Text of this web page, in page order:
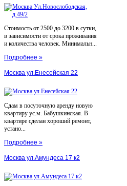
Стоимость от 2500 до 3200 в сутки,
в зависимости от срока проживания
и количества человек. Минимальн...
Подробнее »
Москва ул.Енесейская 22
Сдам в посуточную аренду новую
квартиру ус.м. Бабушкинская. В
квартире сделан хороший ремонт,
устано...
Подробнее »
Москва ул.Амундеса 17 к2